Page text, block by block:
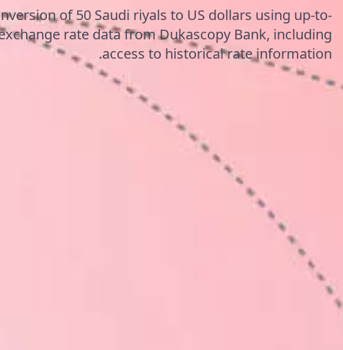
of 50 Saudi riyals to US dollars using up-to-
rate data from Dukascopy Bank, including
access to historical rate information.